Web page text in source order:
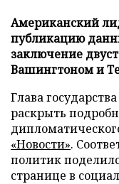
Американский
публикацию
заключение
Вашингтоном и
Глава
раскрыть
«Новости».
политик
странице в